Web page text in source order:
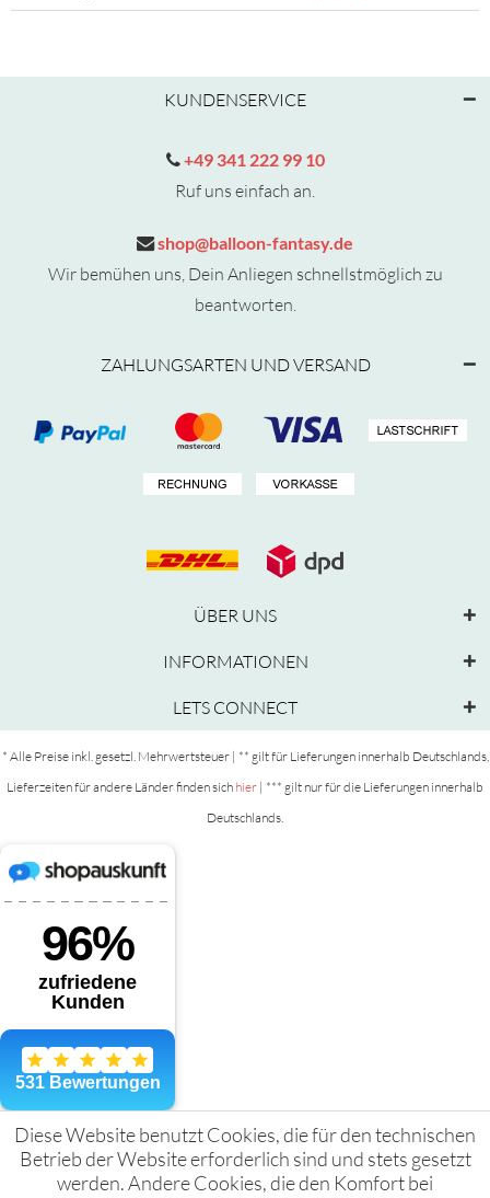
KUNDENSERVICE
+49 341 222 99 10
Ruf uns einfach an.
shop@balloon-fantasy.de
Wir bemühen uns, Dein Anliegen schnellstmöglich zu
beantworten.
ZAHLUNGSARTEN UND VERSAND
ÜBER UNS
INFORMATIONEN
LETS CONNECT
* Alle Preise inkl. gesetzl. Mehrwertsteuer | ** gilt für Lieferungen innerhalb Deutschlands,
Lieferzeiten für andere Länder finden sich hier | *** gilt nur für die Lieferungen innerhalb
Deutschlands.
Diese Website benutzt Cookies, die für den technischen
Betrieb der Website erforderlich sind und stets gesetzt
werden. Andere Cookies, die den Komfort bei